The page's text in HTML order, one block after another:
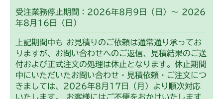
受注業務停止期間：2026年8月9日（日）～ 2026
年8月16日（日）
上記期間中も お見積りのご依頼は通常通り承ってお
りますが、お問い合わせへのご返信、見積結果のご送
付および正式注文の処理は休止となります。休止期間
中にいただいたお問い合わせ・見積依頼・ご注文につ
きましては、2026年8月17日（月）より順次対応
いたします。 お客様にはご不便をおかけいたします